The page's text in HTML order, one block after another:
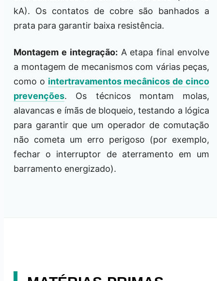
kA). Os contatos de cobre são banhados a
prata para garantir baixa resistência.
Montagem e integração: A etapa final envolve
a montagem de mecanismos com várias peças,
como o intertravamentos mecânicos de cinco
prevenções. Os técnicos montam molas,
alavancas e ímãs de bloqueio, testando a lógica
para garantir que um operador de comutação
não cometa um erro perigoso (por exemplo,
fechar o interruptor de aterramento em um
barramento energizado).